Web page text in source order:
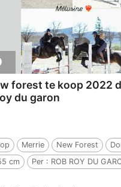
forest te koop 2022
du garon
Merrie New Forest
cm Per : ROB ROY DU